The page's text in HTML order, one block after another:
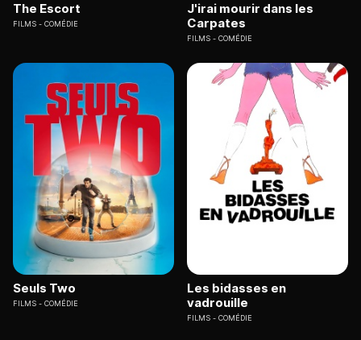
The Escort
FILMS COMÉDIE
J'irai mourir dans les
Carpates
FILMS COMÉDIE
Seuls Two
FILMS COMÉDIE
Les bidasses en
vadrouille
FILMS COMÉDIE